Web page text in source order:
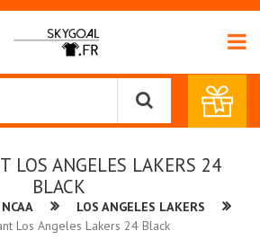
LOS ANGELES LAKERS 24
BLACK
LOS ANGELES LAKERS
Los Angeles Lakers 24 Black